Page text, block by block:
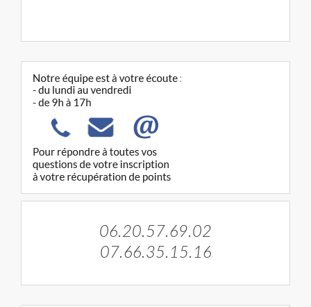
06.20.57.69.02
07.66.35.15.16